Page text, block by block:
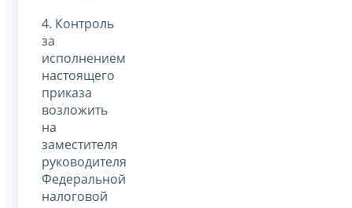
4. Контроль
за
исполнением
настоящего
приказа
возложить
на
заместителя
руководителя
Федеральной
налоговой